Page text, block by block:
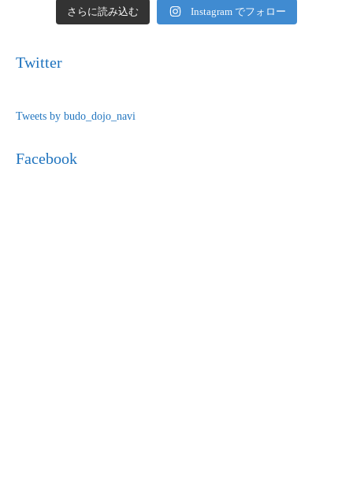
さらに読み込む Instagram でフォロー
Twitter
Tweets by budo_dojo_navi
Facebook